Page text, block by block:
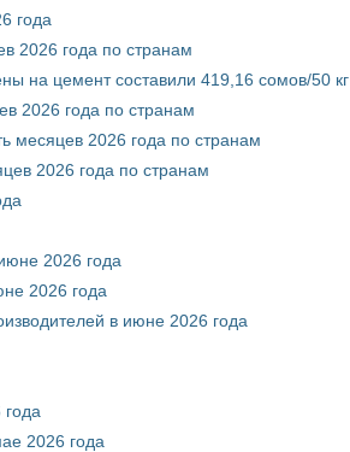
года
2026 года по странам
на цемент составили 419,16 сомов/50 кг
2026 года по странам
месяцев 2026 года по странам
2026 года по странам
2026 года
2026 года
в июне 2026 года
2026 года